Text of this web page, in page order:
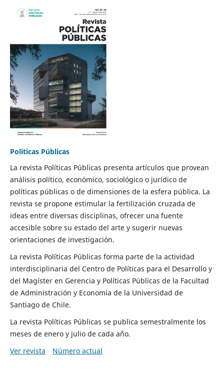
Políticas Públicas
La revista Políticas Públicas presenta artículos que provean
análisis político, económico, sociológico o jurídico de
políticas públicas o de dimensiones de la esfera pública. La
revista se propone estimular la fertilización cruzada de
ideas entre diversas disciplinas, ofrecer una fuente
accesible sobre su estado del arte y sugerir nuevas
orientaciones de investigación.
La revista Políticas Públicas forma parte de la actividad
interdisciplinaria del Centro de Políticas para el Desarrollo y
del Magíster en Gerencia y Políticas Públicas de la Facultad
de Administración y Economía de la Universidad de
Santiago de Chile.
La revista Políticas Públicas se publica semestralmente los
meses de enero y julio de cada año.
Ver revista
Número actual